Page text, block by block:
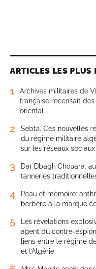
ARTICLES LES PLUS
1
Archives militaires de
française recensait
oriental
2
Sebta. Ces nouvelles
du régime militaire
sur les réseaux sociaux
3
Dar Dbagh Chouara:
tanneries
4
Peau et mémoire:
berbère à la marque
5
Les révélations
agent du contre-
liens entre le régime
et l’Algérie